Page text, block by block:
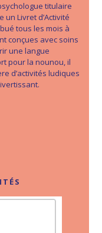
titulaire
un Livret d’Activité
tous les mois à
conçues avec soins
une langue
pour la nounou, il
d’activités ludiques